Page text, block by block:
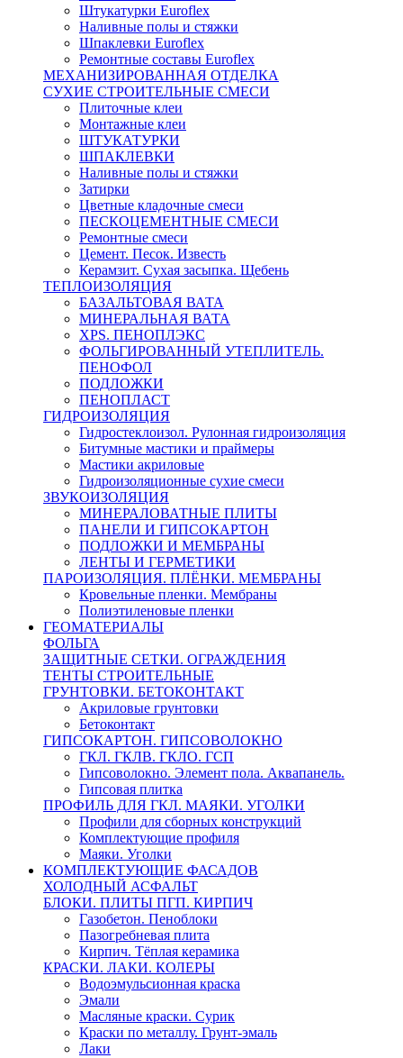
Штукатурки Euroflex
Наливные полы и стяжки
Шпаклевки Euroflex
Ремонтные составы Euroflex
МЕХАНИЗИРОВАННАЯ ОТДЕЛКА
СУХИЕ СТРОИТЕЛЬНЫЕ СМЕСИ
Плиточные клеи
Монтажные клеи
ШТУКАТУРКИ
ШПАКЛЕВКИ
Наливные полы и стяжки
Затирки
Цветные кладочные смеси
ПЕСКОЦЕМЕНТНЫЕ СМЕСИ
Ремонтные смеси
Цемент. Песок. Известь
Керамзит. Сухая засыпка. Щебень
ТЕПЛОИЗОЛЯЦИЯ
БАЗАЛЬТОВАЯ ВАТА
МИНЕРАЛЬНАЯ ВАТА
XPS. ПЕНОПЛЭКС
ФОЛЬГИРОВАННЫЙ УТЕПЛИТЕЛЬ.
ПЕНОФОЛ
ПОДЛОЖКИ
ПЕНОПЛАСТ
ГИДРОИЗОЛЯЦИЯ
Гидростеклоизол. Рулонная гидроизоляция
Битумные мастики и праймеры
Мастики акриловые
Гидроизоляционные сухие смеси
ЗВУКОИЗОЛЯЦИЯ
МИНЕРАЛОВАТНЫЕ ПЛИТЫ
ПАНЕЛИ И ГИПСОКАРТОН
ПОДЛОЖКИ И МЕМБРАНЫ
ЛЕНТЫ И ГЕРМЕТИКИ
ПАРОИЗОЛЯЦИЯ. ПЛЁНКИ. МЕМБРАНЫ
Кровельные пленки. Мембраны
Полиэтиленовые пленки
ГЕОМАТЕРИАЛЫ
ФОЛЬГА
ЗАЩИТНЫЕ СЕТКИ. ОГРАЖДЕНИЯ
ТЕНТЫ СТРОИТЕЛЬНЫЕ
ГРУНТОВКИ. БЕТОКОНТАКТ
Акриловые грунтовки
Бетоконтакт
ГИПСОКАРТОН. ГИПСОВОЛОКНО
ГКЛ. ГКЛВ. ГКЛО. ГСП
Гипсоволокно. Элемент пола. Аквапанель.
Гипсовая плитка
ПРОФИЛЬ ДЛЯ ГКЛ. МАЯКИ. УГОЛКИ
Профили для сборных конструкций
Комплектующие профиля
Маяки. Уголки
КОМПЛЕКТУЮЩИЕ ФАСАДОВ
ХОЛОДНЫЙ АСФАЛЬТ
БЛОКИ. ПЛИТЫ ПГП. КИРПИЧ
Газобетон. Пеноблоки
Пазогребневая плита
Кирпич. Тёплая керамика
КРАСКИ. ЛАКИ. КОЛЕРЫ
Водоэмульсионная краска
Эмали
Масляные краски. Сурик
Краски по металлу. Грунт-эмаль
Лаки